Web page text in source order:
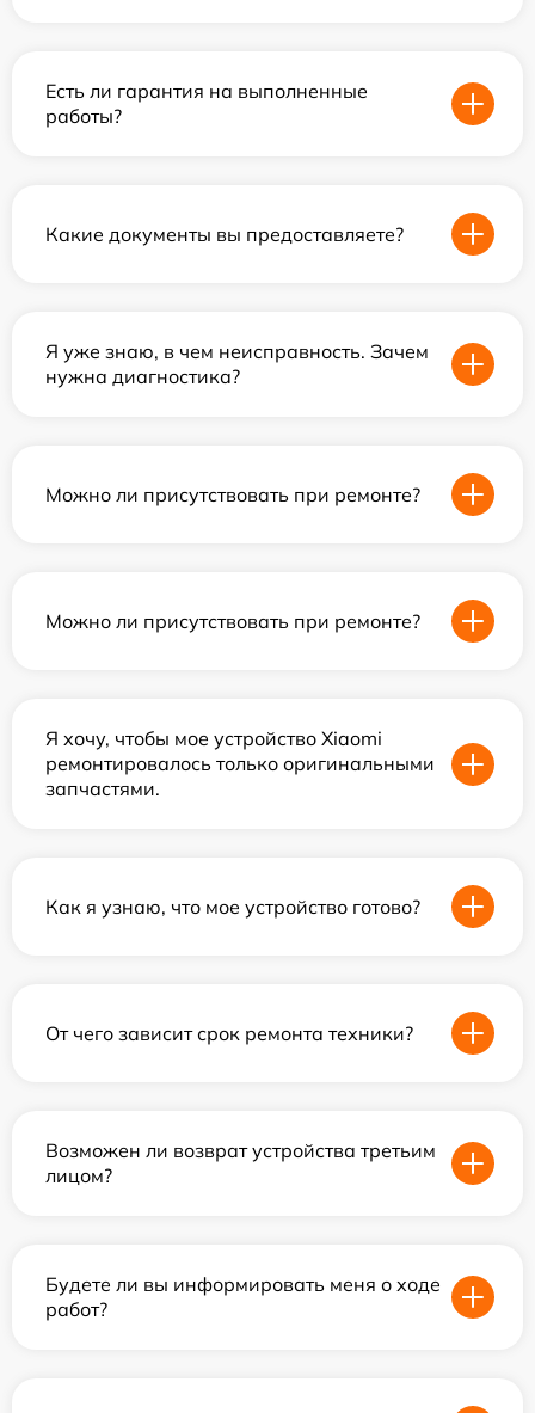
Есть ли гарантия на выполненные
работы?
Какие документы вы предоставляете?
Я уже знаю, в чем неисправность. Зачем
нужна диагностика?
Можно ли присутствовать при ремонте?
Можно ли присутствовать при ремонте?
Я хочу, чтобы мое устройство Xiaomi
ремонтировалось только оригинальными
запчастями.
Как я узнаю, что мое устройство готово?
От чего зависит срок ремонта техники?
Возможен ли возврат устройства третьим
лицом?
Будете ли вы информировать меня о ходе
работ?